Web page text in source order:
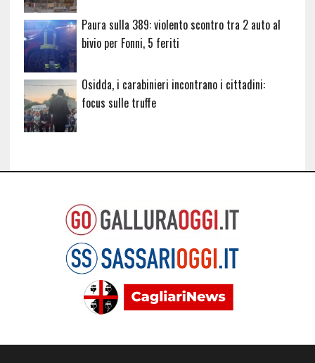
Paura sulla 389: violento scontro tra 2 auto al
bivio per Fonni, 5 feriti
Osidda, i carabinieri incontrano i cittadini:
focus sulle truffe